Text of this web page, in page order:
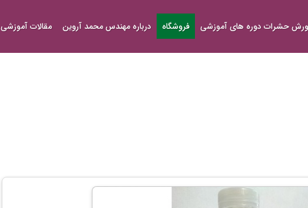
حشرات دوره های آموزشی فروشگاه درباره مهندس محمد آروین مقالات آموزشی